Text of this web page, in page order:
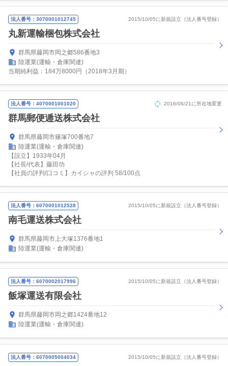
法人番号：3070001012745 2015/10/05に新規設立（法人番号登録）
丸新運輸梱包株式会社
群馬県藤岡市岡之郷586番地3
陸運業(運輸・倉庫関連)
当期純利益：184万8000円（2018年3月期）
法人番号：4070001001020 2016/06/21に所在地変更
群馬郵便逓送株式会社
群馬県藤岡市篠塚700番地7
陸運業(運輸・倉庫関連)
【設立】1933年04月
【社長/代表】藤田功
【社員の評判/口コミ】カイシャの評判 58/100点
法人番号：6070001012528 2015/10/05に新規設立（法人番号登録）
南毛運送株式会社
群馬県藤岡市上大塚1376番地1
陸運業(運輸・倉庫関連)
法人番号：6070002017996 2015/10/05に新規設立（法人番号登録）
飯塚運送有限会社
群馬県藤岡市岡之郷1424番地12
陸運業(運輸・倉庫関連)
法人番号：6070005004034 2015/10/05に新規設立（法人番号登録）